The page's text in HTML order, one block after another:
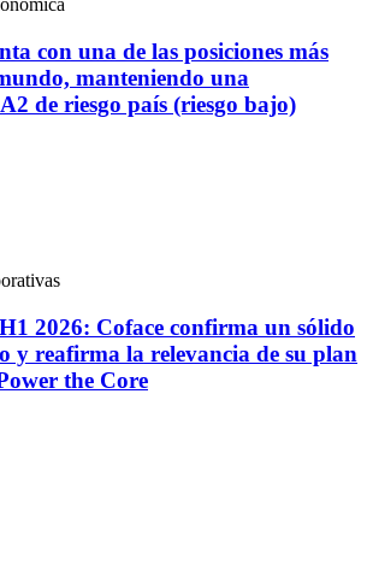
con una de las posiciones más
manteniendo una
de riesgo país (riesgo bajo)
2026: Coface confirma un sólido
y reafirma la relevancia de su plan
the Core